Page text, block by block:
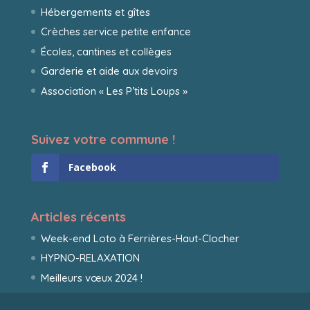
Hébergements et gîtes
Crèches service petite enfance
Écoles, cantines et collèges
Garderie et aide aux devoirs
Association « Les P’tits Loups »
Suivez votre commune !
Facebook
Articles récents
Week-end Loto à Ferrières-Haut-Clocher
HYPNO-RELAXATION
Meilleurs vœux 2024 !